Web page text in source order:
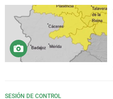
SESIÓN DE CONTROL